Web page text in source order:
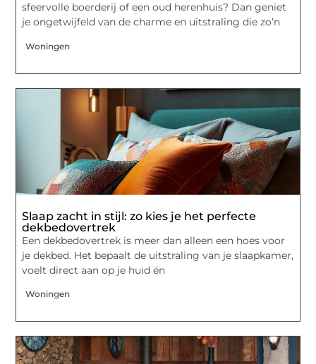
sfeervolle boerderij of een oud herenhuis? Dan geniet
je ongetwijfeld van de charme en uitstraling die zo’n
Woningen
Slaap zacht in stijl: zo kies je het perfecte
dekbedovertrek
Een dekbedovertrek is meer dan alleen een hoes voor
je dekbed. Het bepaalt de uitstraling van je slaapkamer,
voelt direct aan op je huid én
Woningen